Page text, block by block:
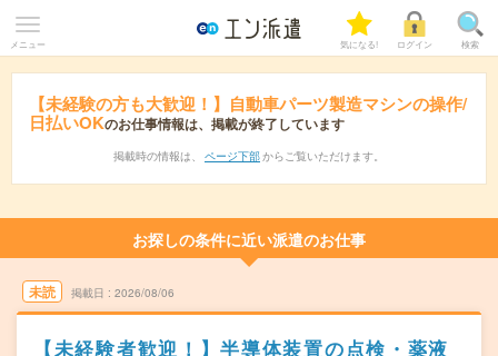
メニュー 気になる! ログイン 検索
【未経験の方も大歓迎！】自動車パーツ製造マシンの操作/
日払いOKのお仕事情報は、掲載が終了しています
掲載時の情報は、 ページ下部 からご覧いただけます。
お探しの条件に近い派遣のお仕事
未読 掲載日 2026/08/06
【未経験者歓迎！】半導体装置の点検・薬液